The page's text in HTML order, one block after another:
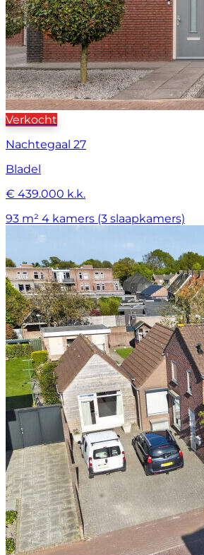
Verkocht
Nachtegaal 27
Bladel
€ 439.000 k.k.
93 m² 4 kamers (3 slaapkamers)